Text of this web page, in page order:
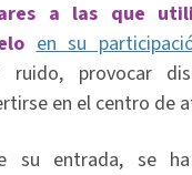
a las que
en su
ruido, provocar
en el centro de
su entrada, se